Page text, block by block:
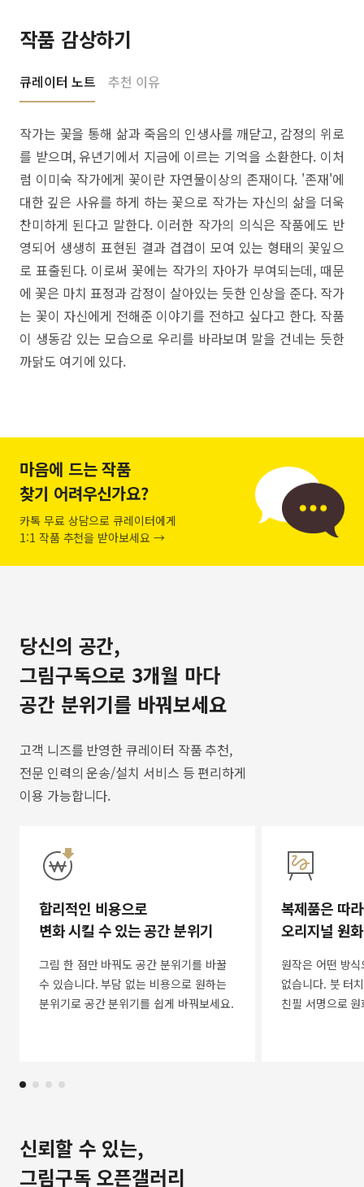
작품 감상하기
큐레이터 노트 추천 이유
작가는 꽃을 통해 삶과 죽음의 인생사를 깨닫고, 감정의 위로
를 받으며, 유년기에서 지금에 이르는 기억을 소환한다. 이처
럼 이미숙 작가에게 꽃이란 자연물이상의 존재이다. '존재'에
대한 깊은 사유를 하게 하는 꽃으로 작가는 자신의 삶을 더욱
찬미하게 된다고 말한다. 이러한 작가의 의식은 작품에도 반
영되어 생생히 표현된 결과 겹겹이 모여 있는 형태의 꽃잎으
로 표출된다. 이로써 꽃에는 작가의 자아가 부여되는데, 때문
에 꽃은 마치 표정과 감정이 살아있는 듯한 인상을 준다. 작가
는 꽃이 자신에게 전해준 이야기를 전하고 싶다고 한다. 작품
이 생동감 있는 모습으로 우리를 바라보며 말을 건네는 듯한
까닭도 여기에 있다.
마음에 드는 작품
찾기 어려우신가요?
카톡 무료 상담으로 큐레이터에게
1:1 작품 추천을 받아보세요 →
당신의 공간,
그림구독으로 3개월 마다
공간 분위기를 바꿔보세요
고객 니즈를 반영한 큐레이터 작품 추천,
전문 인력의 운송/설치 서비스 등 편리하게
이용 가능합니다.
합리적인 비용으로
변화 시킬 수 있는 공간 분위기
그림 한 점만 바꿔도 공간 분위기를 바꿀
수 있습니다. 부담 없는 비용으로 원하는
분위기로 공간 분위기를 쉽게 바꿔보세요.
복제품은 따
오리지널 원
원작은 어떤 방
없습니다. 붓 터
친필 서명으로
신뢰할 수 있는,
그림구독 오픈갤러리